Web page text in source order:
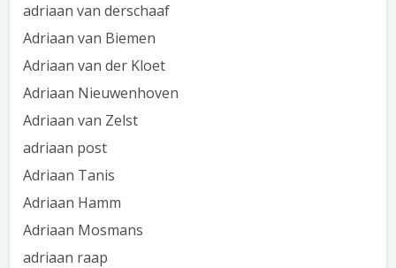
adriaan van derschaaf
Adriaan van Biemen
Adriaan van der Kloet
Adriaan Nieuwenhoven
Adriaan van Zelst
adriaan post
Adriaan Tanis
Adriaan Hamm
Adriaan Mosmans
adriaan raap